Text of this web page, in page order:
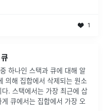
1
하나인 스택과 큐에 대해 알
의해 집합에서 삭제되는 원소
. 스택에서는 가장 최근에 삽
큐에서는 집합에서 가장 오